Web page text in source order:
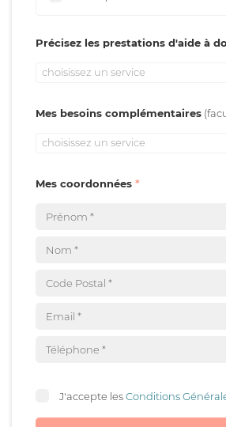
Précisez les prestations d'aide à
choisissez un service
Mes besoins complémentaires
choisissez un service
Mes coordonnées
J'accepte lesConditions